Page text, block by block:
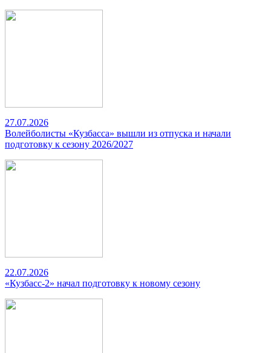
27.07.2026
Волейболисты «Кузбасса» вышли из отпуска и начали
подготовку к сезону 2026/2027
22.07.2026
«Кузбасс-2» начал подготовку к новому сезону